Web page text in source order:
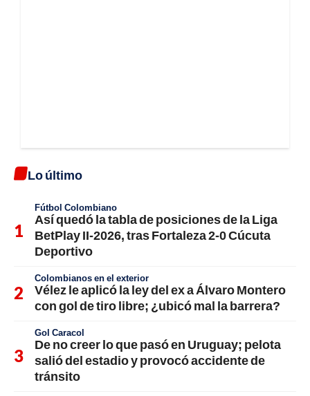
Lo último
Fútbol Colombiano
Así quedó la tabla de posiciones de la Liga
BetPlay II-2026, tras Fortaleza 2-0 Cúcuta
Deportivo
Colombianos en el exterior
Vélez le aplicó la ley del ex a Álvaro Montero
con gol de tiro libre; ¿ubicó mal la barrera?
Gol Caracol
De no creer lo que pasó en Uruguay; pelota
salió del estadio y provocó accidente de
tránsito